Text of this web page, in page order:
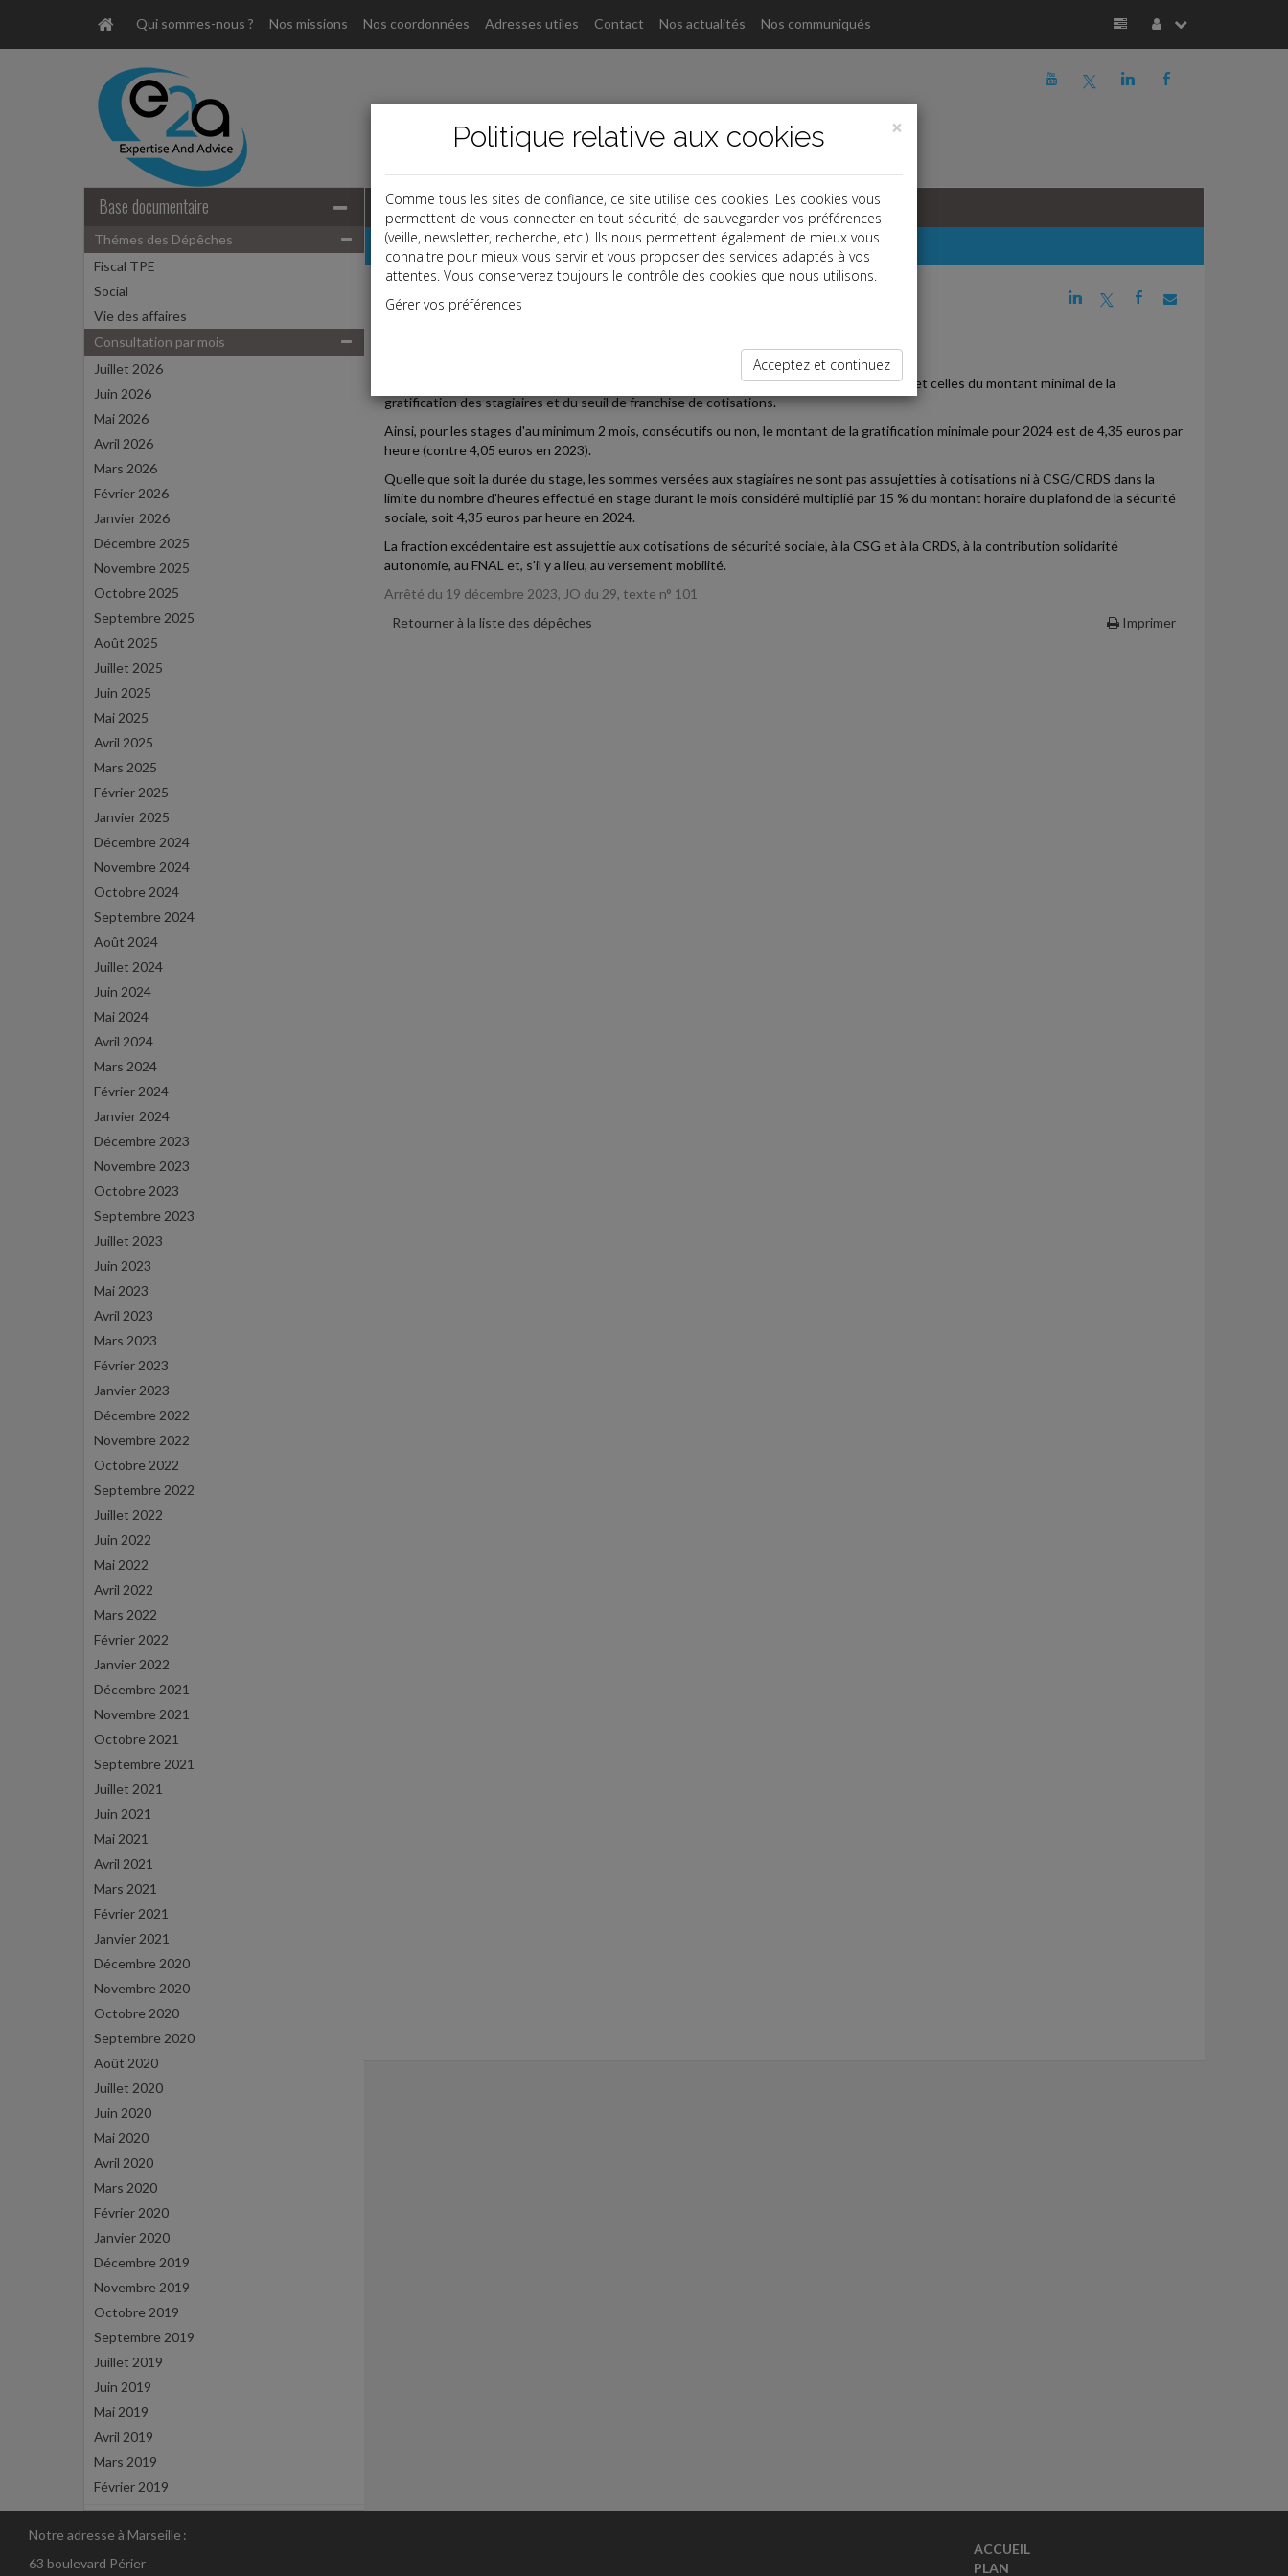
Qui sommes-nous ? Nos missions Nos coordonnées Adresses utiles Contact Nos actualités Nos communiqués
b
j
a
r
Base documentaire
Thémes des Dépêches
Fiscal TPE
Social
Vie des affaires
Consultation par mois
Juillet 2026
Juin 2026
Mai 2026
Avril 2026
Mars 2026
Février 2026
Janvier 2026
Décembre 2025
Novembre 2025
Octobre 2025
Septembre 2025
Août 2025
Juillet 2025
Juin 2025
Mai 2025
Avril 2025
Mars 2025
Février 2025
Janvier 2025
Décembre 2024
Novembre 2024
Octobre 2024
Septembre 2024
Août 2024
Juillet 2024
Juin 2024
Mai 2024
Avril 2024
Mars 2024
Février 2024
Janvier 2024
Décembre 2023
Novembre 2023
Octobre 2023
Septembre 2023
Juillet 2023
Juin 2023
Mai 2023
Avril 2023
Mars 2023
Février 2023
Janvier 2023
Décembre 2022
Novembre 2022
Octobre 2022
Septembre 2022
Juillet 2022
Juin 2022
Mai 2022
Avril 2022
Mars 2022
Février 2022
Janvier 2022
Décembre 2021
Novembre 2021
Octobre 2021
Septembre 2021
Juillet 2021
Juin 2021
Mai 2021
Avril 2021
Mars 2021
Février 2021
Janvier 2021
Décembre 2020
Novembre 2020
Octobre 2020
Septembre 2020
Août 2020
Juillet 2020
Juin 2020
Mai 2020
Avril 2020
Mars 2020
Février 2020
Janvier 2020
Décembre 2019
Novembre 2019
Octobre 2019
Septembre 2019
Juillet 2019
Juin 2019
Mai 2019
Avril 2019
Mars 2019
Février 2019
Dépêches
j a b
Date: 2024-01-31
janvier 2024 a entraîné par ricochet celles du montant minimal de la
gratification des stagiaires et du seuil de franchise de cotisations.
Ainsi, pour les stages d'au minimum 2 mois, consécutifs ou non, le montant de la gratification minimale pour 2024 est de 4,35 euros par
heure (contre 4,05 euros en 2023).
Quelle que soit la durée du stage, les sommes versées aux stagiaires ne sont pas assujetties à cotisations ni à CSG/CRDS dans la
limite du nombre d'heures effectué en stage durant le mois considéré multiplié par 15 % du montant horaire du plafond de la sécurité
sociale, soit 4,35 euros par heure en 2024.
La fraction excédentaire est assujettie aux cotisations de sécurité sociale, à la CSG et à la CRDS, à la contribution solidarité
autonomie, au FNAL et, s'il y a lieu, au versement mobilité.
Arrêté du 19 décembre 2023, JO du 29, texte n° 101
Retourner à la liste des dépêches
Imprimer
Notre adresse à Marseille :
63 boulevard Périer
ACCUEIL
PLAN
×
Politique relative aux cookies
Comme tous les sites de confiance, ce site utilise des cookies. Les cookies vous
permettent de vous connecter en tout sécurité, de sauvegarder vos préférences
(veille, newsletter, recherche, etc.). Ils nous permettent également de mieux vous
connaitre pour mieux vous servir et vous proposer des services adaptés à vos
attentes. Vous conserverez toujours le contrôle des cookies que nous utilisons.
Gérer vos préférences
Acceptez et continuez